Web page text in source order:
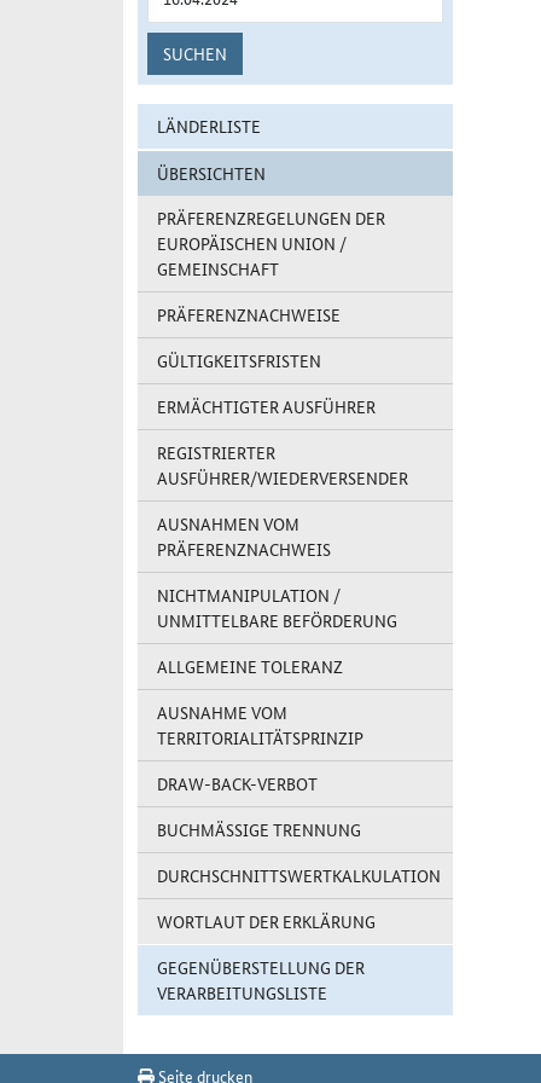
SUCHEN
LÄNDERLISTE
ÜBERSICHTEN
PRÄFERENZREGELUNGEN DER
EUROPÄISCHEN UNION /
GEMEINSCHAFT
PRÄFERENZNACHWEISE
GÜLTIGKEITSFRISTEN
ERMÄCHTIGTER AUSFÜHRER
REGISTRIERTER
AUSFÜHRER/WIEDERVERSENDER
AUSNAHMEN VOM
PRÄFERENZNACHWEIS
NICHTMANIPULATION /
UNMITTELBARE BEFÖRDERUNG
ALLGEMEINE TOLERANZ
AUSNAHME VOM
TERRITORIALITÄTSPRINZIP
DRAW-BACK-VERBOT
BUCHMÄSSIGE TRENNUNG
DURCHSCHNITTSWERTKALKULATION
WORTLAUT DER ERKLÄRUNG
GEGENÜBERSTELLUNG DER
VERARBEITUNGSLISTE
Seite drucken